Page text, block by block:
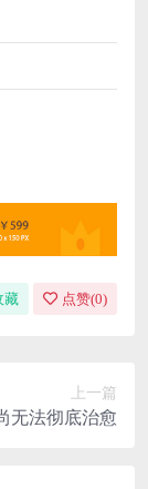
藏 点赞(0)
上一篇
无法彻底治愈